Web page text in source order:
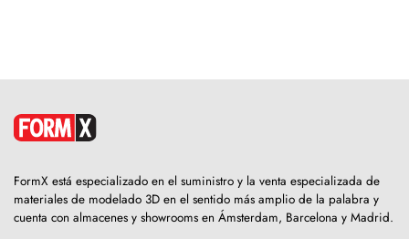
FormX está especializado en el suministro y la venta especializada de
materiales de modelado 3D en el sentido más amplio de la palabra y
cuenta con almacenes y showrooms en Ámsterdam, Barcelona y Madrid.